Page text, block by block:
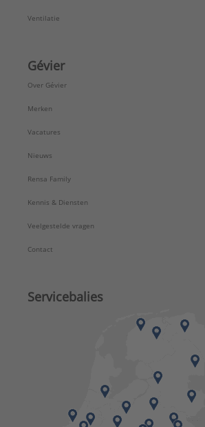
Ventilatie
Gévier
Over Gévier
Merken
Vacatures
Nieuws
Rensa Family
Kennis & Diensten
Veelgestelde vragen
Contact
Servicebalies